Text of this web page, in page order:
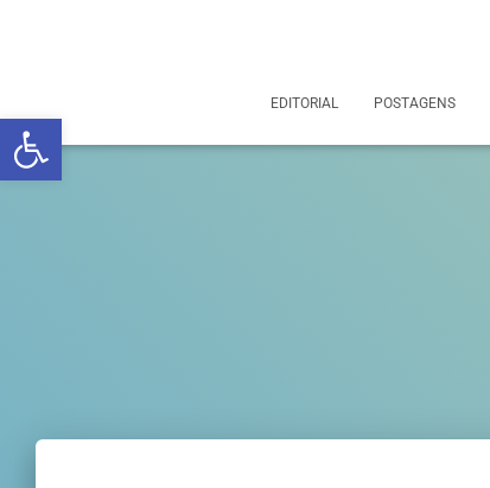
Abrir a barra de ferramentas
EDITORIAL POSTAGENS